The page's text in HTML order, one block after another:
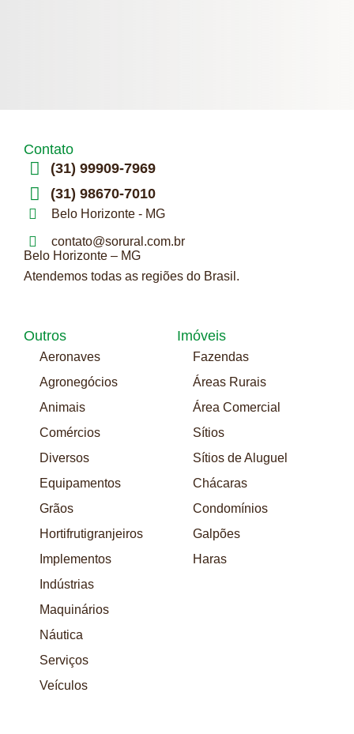
Imóveis
Fazendas
Áreas Rurais
Área Comercial
Sítios
Sítios de Aluguel
Chácaras
Condomínios
Galpões
Haras
Outros
Aeronaves
Agronegócios
Animais
Comércios
Diversos
Equipamentos
Grãos
Hortifrutigranjeiros
Implementos
Indústrias
Maquinários
Náutica
Serviços
Veículos
Contato
(31) 99909-7969
(31) 98670-7010
Belo Horizonte - MG
contato@sorural.com.br
Belo Horizonte – MG
Atendemos todas as regiões do Brasil.